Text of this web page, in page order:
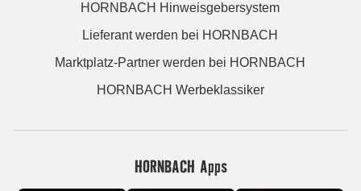
HORNBACH Hinweisgebersystem
Lieferant werden bei HORNBACH
Marktplatz-Partner werden bei HORNBACH
HORNBACH Werbeklassiker
HORNBACH Apps